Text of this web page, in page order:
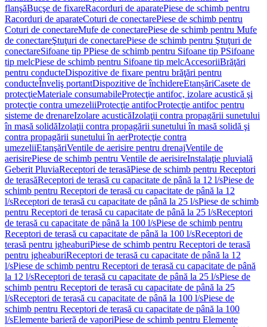
flanşăBucşe de fixareRacorduri de aparatePiese de schimb pentru
Racorduri de aparateCoturi de conectarePiese de schimb pentru
Coturi de conectareMufe de conectarePiese de schimb pentru Mufe
de conectareŞtuţuri de conectarePiese de schimb pentru Ştuţuri de
conectareSifoane tip PPiese de schimb pentru Sifoane tip PSifoane
tip melcPiese de schimb pentru Sifoane tip melcAccesoriiBrăţări
pentru conducteDispozitive de fixare pentru brăţări pentru
conducteÎnveliş portantDispozitive de închidereEtanșăriCasete de
protecţieMateriale consumabileProtecţie antifoc, izolare acustică şi
protecţie contra umezeliiProtecţie antifocProtecţie antifoc pentru
sisteme de drenareIzolare acusticăIzolaţii contra propagării sunetului
în masă solidăIzolaţii contra propagării sunetului în masă solidă şi
contra propagării sunetului în aerProtecţie contra
umezeliiEtanşăriVentile de aerisire pentru drenajVentile de
aerisirePiese de schimb pentru Ventile de aerisireInstalaţie pluvială
Geberit PluviaReceptori de terasăPiese de schimb pentru Receptori
de terasăReceptori de terasă cu capacitate de până la 12 l/sPiese de
schimb pentru Receptori de terasă cu capacitate de până la 12
l/sReceptori de terasă cu capacitate de până la 25 l/sPiese de schimb
pentru Receptori de terasă cu capacitate de până la 25 l/sReceptori
de terasă cu capacitate de până la 100 l/sPiese de schimb pentru
Receptori de terasă cu capacitate de până la 100 l/sReceptori de
terasă pentru jgheaburiPiese de schimb pentru Receptori de terasă
pentru jgheaburiReceptori de terasă cu capacitate de până la 12
l/sPiese de schimb pentru Receptori de terasă cu capacitate de până
la 12 l/sReceptori de terasă cu capacitate de până la 25 l/sPiese de
schimb pentru Receptori de terasă cu capacitate de până la 25
l/sReceptori de terasă cu capacitate de până la 100 l/sPiese de
schimb pentru Receptori de terasă cu capacitate de până la 100
l/sElemente barieră de vaporiPiese de schimb pentru Elemente